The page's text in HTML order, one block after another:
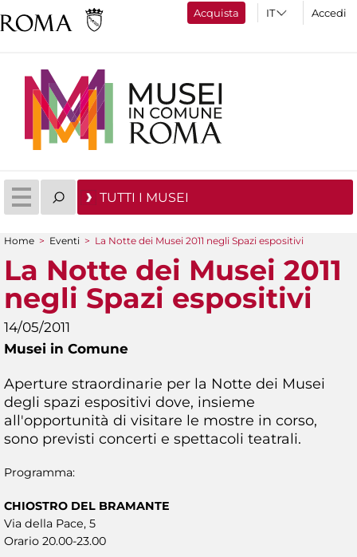
Acquista Accedi
TUTTI I MUSEI
Tu sei qui
Home > Eventi > La Notte dei Musei 2011 negli Spazi espositivi
La Notte dei Musei 2011
negli Spazi espositivi
14/05/2011
Musei in Comune
Aperture straordinarie per la Notte dei Musei
degli spazi espositivi dove, insieme
all'opportunità di visitare le mostre in corso,
sono previsti concerti e spettacoli teatrali.
Programma:
CHIOSTRO DEL BRAMANTE
Via della Pace, 5
Orario 20.00-23.00